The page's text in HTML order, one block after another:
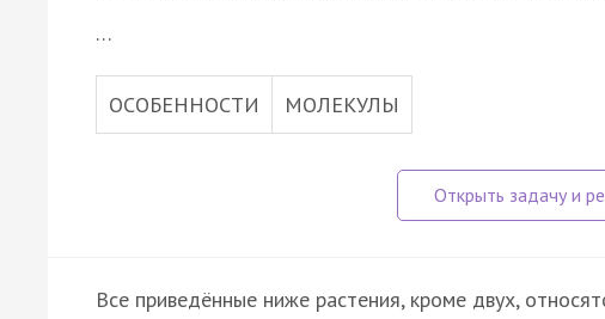
…
ОСОБЕННОСТИ МОЛЕКУЛЫ
Все приведённые ниже растения, кроме двух,